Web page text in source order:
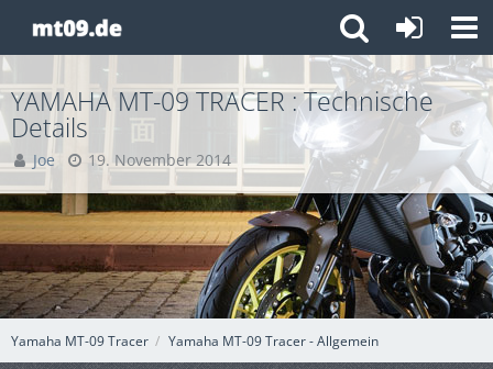
Yamaha MT-09 Tracer Yamaha MT-09 Tracer - Allgemein
YAMAHA MT-09 TRACER : Technische
Details
Joe 19. November 2014